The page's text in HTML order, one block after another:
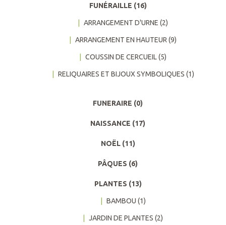
FUNÉRAILLE (16)
ARRANGEMENT D'URNE (2)
ARRANGEMENT EN HAUTEUR (9)
COUSSIN DE CERCUEIL (5)
RELIQUAIRES ET BIJOUX SYMBOLIQUES (1)
FUNERAIRE (0)
NAISSANCE (17)
NOËL (11)
PÂQUES (6)
PLANTES (13)
BAMBOU (1)
JARDIN DE PLANTES (2)